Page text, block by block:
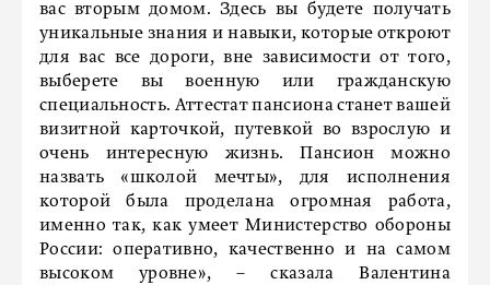
вас вторым домом. Здесь вы будете получать
уникальные знания и навыки, которые откроют
для вас все дороги, вне зависимости от того,
выберете вы военную или гражданскую
специальность. Аттестат пансиона станет вашей
визитной карточкой, путевкой во взрослую и
очень интересную жизнь. Пансион можно
назвать «школой мечты», для исполнения
которой была проделана огромная работа,
именно так, как умеет Министерство обороны
России: оперативно, качественно и на самом
высоком уровне», – сказала Валентина